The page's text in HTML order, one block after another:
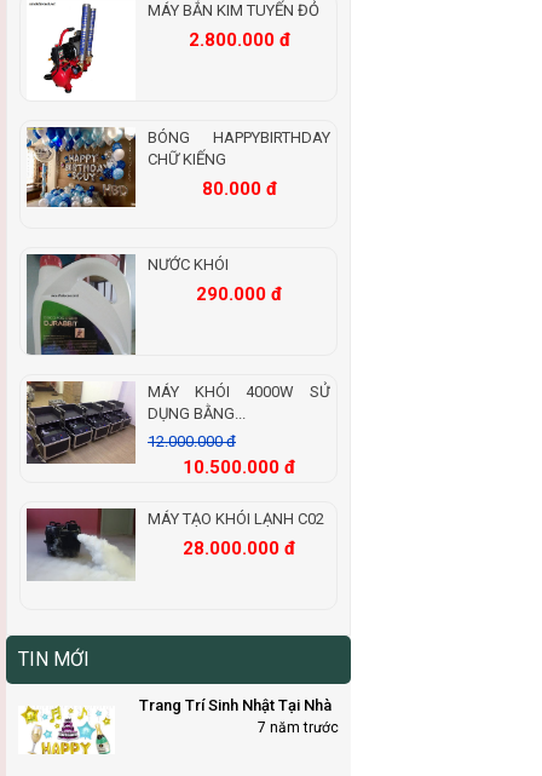
MÁY BẮN KIM TUYẾN ĐỎ
2.800.000 đ
BÓNG HAPPYBIRTHDAY
CHỮ KIẾNG
80.000 đ
NƯỚC KHÓI
290.000 đ
MÁY KHÓI 4000W SỬ
DỤNG BẰNG...
12.000.000 đ
10.500.000 đ
MÁY TẠO KHÓI LẠNH C02
28.000.000 đ
TIN MỚI
Trang Trí Sinh Nhật Tại Nhà
7 năm trước